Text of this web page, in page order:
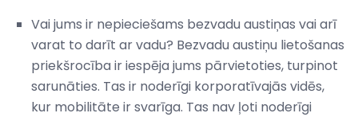
Vai jums ir nepieciešams bezvadu austiņas vai arī
varat to darīt ar vadu? Bezvadu austiņu lietošanas
priekšrocība ir iespēja jums pārvietoties, turpinot
sarunāties. Tas ir noderīgi korporatīvajās vidēs,
kur mobilitāte ir svarīga. Tas nav ļoti noderīgi